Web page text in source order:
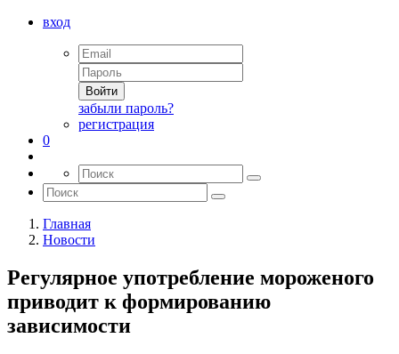
вход
Войти
забыли пароль?
регистрация
0
Главная
Новости
Регулярное употребление мороженого
приводит к формированию
зависимости